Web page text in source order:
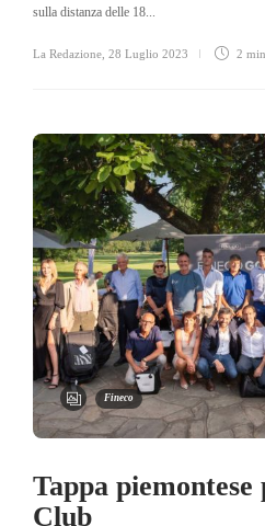
sulla distanza delle 18...
La Redazione 28 Luglio 2023 2 min
Fineco
Tappa
Club